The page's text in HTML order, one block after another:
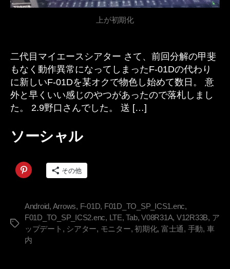
上が初期化
二代目マイエースシアター さて、前回分解の甲斐
もなく動作異常になってしまったF-01Dの代わり
に新しいF-01Dを某オクで物色し始めて数日。 意
外と早くいい感じのやつがあったので落札しまし
た。 2.9野口さんでした。 送 […]
ソーシャル
その他
タ
Android, Arrows, F-01D, F01D_TO_SP_ICS1.enc,
F01D_TO_SP_ICS2.enc, LTE,Tab,V08R31A, V12R33B, ア
ップデート , シアター, モニター,初期化, 富士通, 手動, 車
内